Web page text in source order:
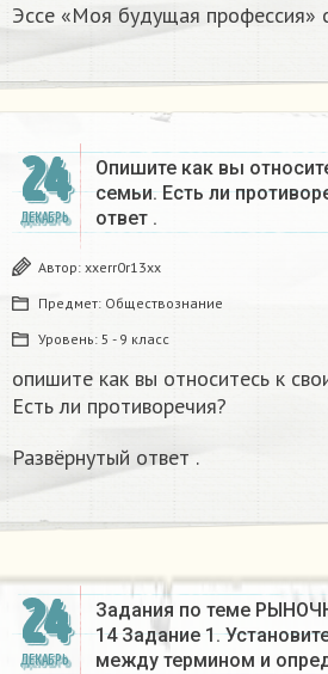
Эссе «Моя будущая профессия»
24
ДЕКАБРЬ
Опишите как вы
семьи. Есть ли
ответ .
Автор: xxerr0r13xx
Предмет: Обществознание
Уровень: 5 - 9 класс
опишите как вы относитесь к
Есть ли противоречия?
Развёрнутый ответ .
24
ДЕКАБРЬ
Задания по теме
14 Задание 1.
между термином и